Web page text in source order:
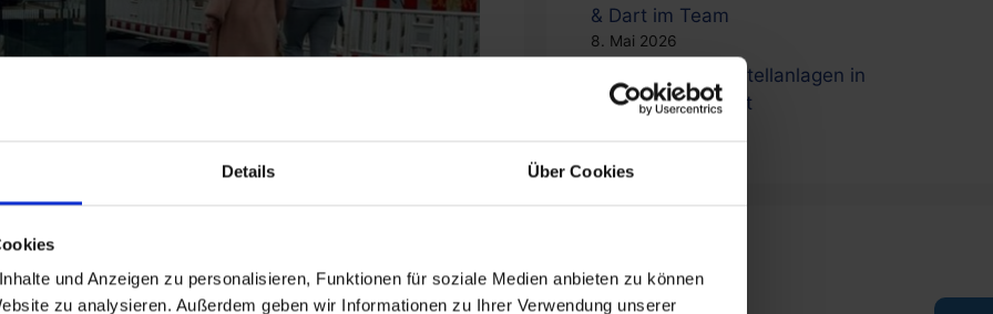
Details Über Cookies
und Anzeigen zu personalisieren, Funktionen für soziale Medien anbieten zu können
zu analysieren. Außerdem geben wir Informationen zu Ihrer Verwendung unserer
das Stadtbild in
& Dart im Team
8. Mai 2026
Neue Fahrradabstellanlagen in
Freiburg installiert